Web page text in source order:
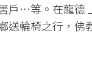
戶…等。在龍德
送輪椅之行，